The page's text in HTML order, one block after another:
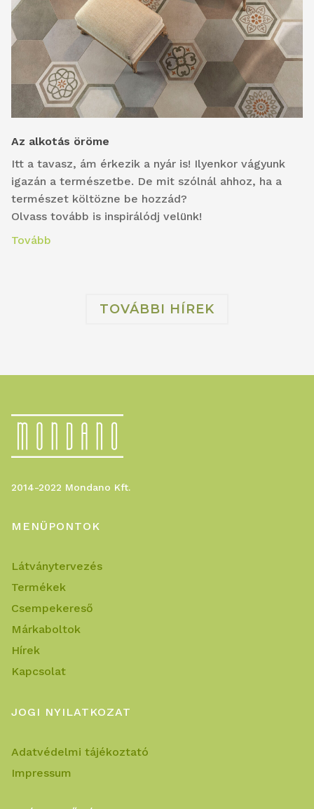
Az alkotás öröme
Itt a tavasz, ám érkezik a nyár is! Ilyenkor vágyunk
igazán a természetbe. De mit szólnál ahhoz, ha a
természet költözne be hozzád?
Olvass tovább is inspirálódj velünk!
Tovább
TOVÁBBI HÍREK
2014-2022 Mondano Kft.
MENÜPONTOK
Látványtervezés
Termékek
Csempekereső
Márkaboltok
Hírek
Kapcsolat
JOGI NYILATKOZAT
Adatvédelmi tájékoztató
Impressum